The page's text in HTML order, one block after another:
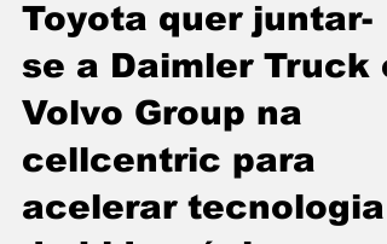
Redação Europa
1 de abr.
2 min de leitura
Toyota quer juntar-
se a Daimler Truck e
Volvo Group na
cellcentric para